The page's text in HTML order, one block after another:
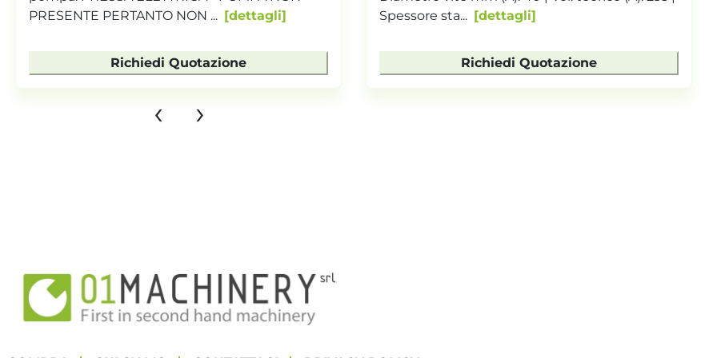
Spessore sta...
dettagli
Richiedi Quotazione
35 | Vol. teorico (A...
Richiedi Quotazione
‹ ›